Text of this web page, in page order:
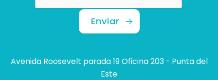
Enviar
Avenida Roosevelt parada 19 Oficina 203 - Punta del
Este